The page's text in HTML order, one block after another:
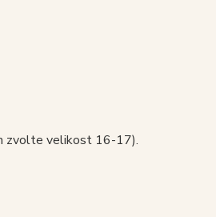
zvolte velikost 16-17).